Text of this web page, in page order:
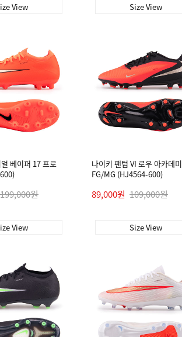
View Size View
베이퍼 17 프로
199,000원
View
나이키 팬텀 VI 로우 아카데미
FG/MG (HJ4564-600)
89,000원 109,000원
Size View